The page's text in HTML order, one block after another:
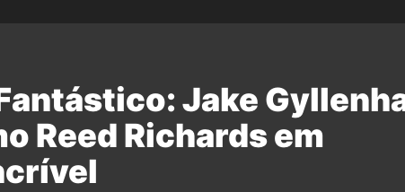
Jake
Reed Richards em